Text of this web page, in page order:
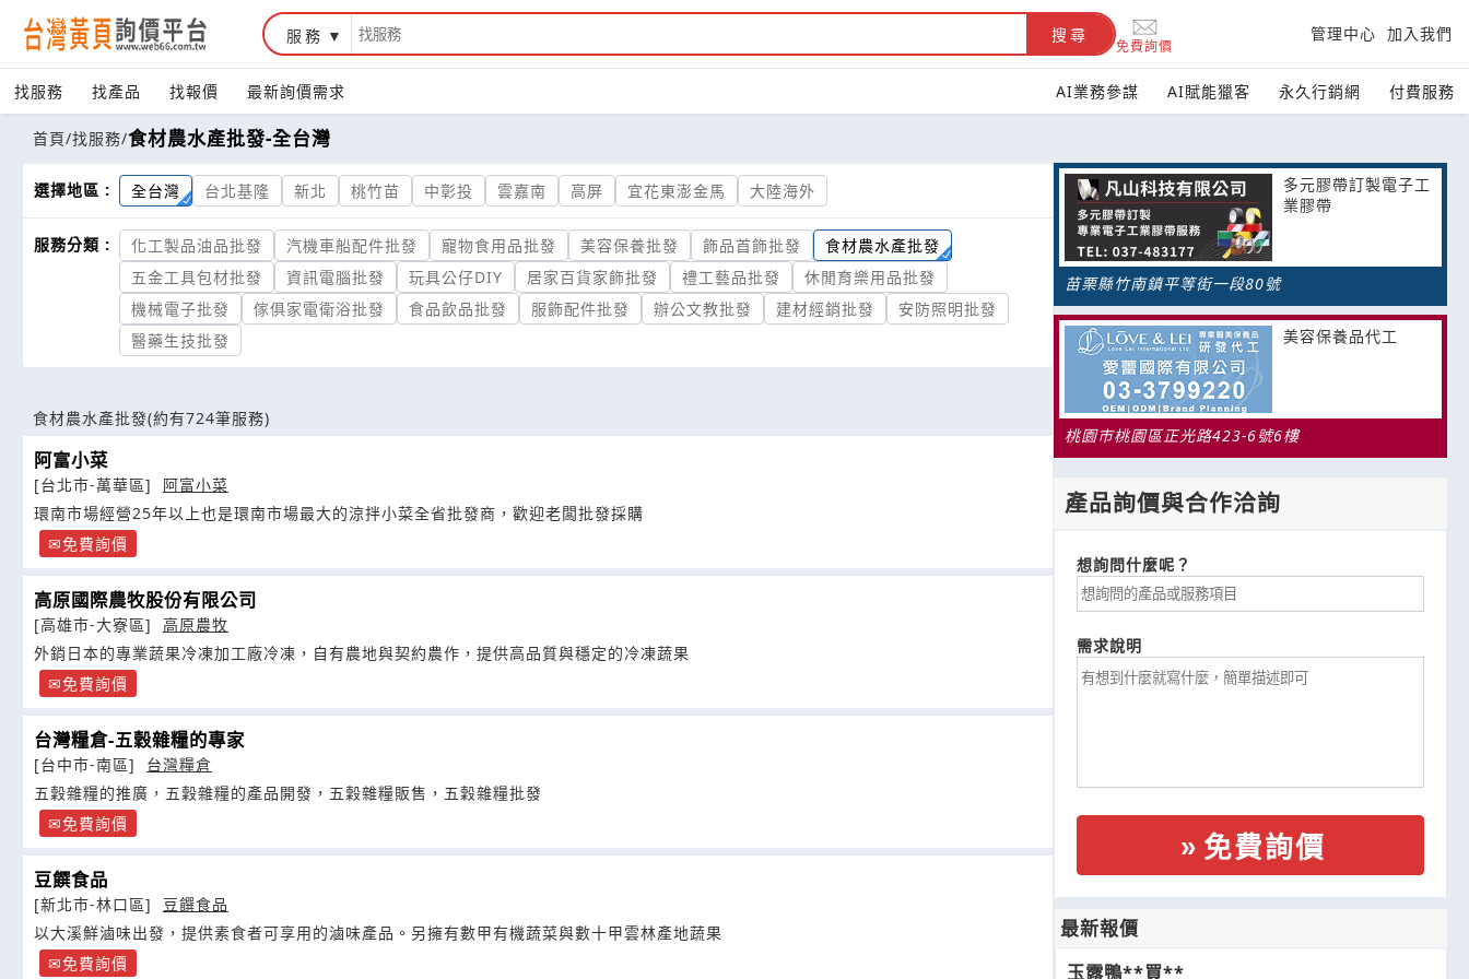
服務 搜尋
免費詢價
管理中心 加入我們
找服務 找產品 找報價 最新詢價需求 AI業務參謀 AI賦能獵客 永久行銷網 付費服務
首頁/找服務/食材農水產批發-全台灣
選擇地區 : 全台灣 台北基隆 新北 桃竹苗 中彰投 雲嘉南 高屏 宜花東澎金馬 大陸海外
服務分類 : 化工製品油品批發 汽機車船配件批發 寵物食用品批發 美容保養批發 飾品首飾批發
食材農水產批發
五金工具包材批發
資訊電腦批發 玩具公仔DIY 居家百貨家飾批發 禮工藝品批發
休閒育樂用品批發
機械電子批發
傢俱家電衛浴批發 食品飲品批發 服飾配件批發 辦公文教批發 建材經銷批發
安防照明批發
醫藥生技批發
食材農水產批發(約有724筆服務)
阿富小菜
[台北市-萬華區]
阿富小菜
環南市場經營25年以上也是環南市場最大的涼拌小菜全省批發商，歡迎老闆批發採購
免費詢價
高原國際農牧股份有限公司
[高雄市-大寮區]
高原農牧
外銷日本的專業蔬果冷凍加工廠冷凍，自有農地與契約農作，提供高品質與穩定的冷凍蔬果
免費詢價
台灣糧倉-五穀雜糧的專家
[台中市-南區]
台灣糧倉
五穀雜糧的推廣，五穀雜糧的產品開發，五穀雜糧販售，五穀雜糧批發
免費詢價
豆饌食品
[新北市-林口區]
豆饌食品
以大溪鮮滷味出發，提供素食者可享用的滷味產品。另擁有數甲有機蔬菜與數十甲雲林產地蔬果
免費詢價
多元膠帶訂製電子工
業膠帶
苗栗縣竹南鎮平等街一段80號
美容保養品代工
桃園市桃園區正光路423-6號6樓
產品詢價與合作洽詢
想詢問什麼呢？
需求說明
免費詢價
最新報價
玉露鴨**買**